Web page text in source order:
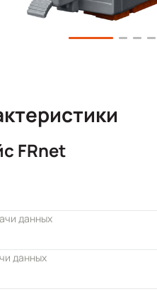
FRnet
данных
данных